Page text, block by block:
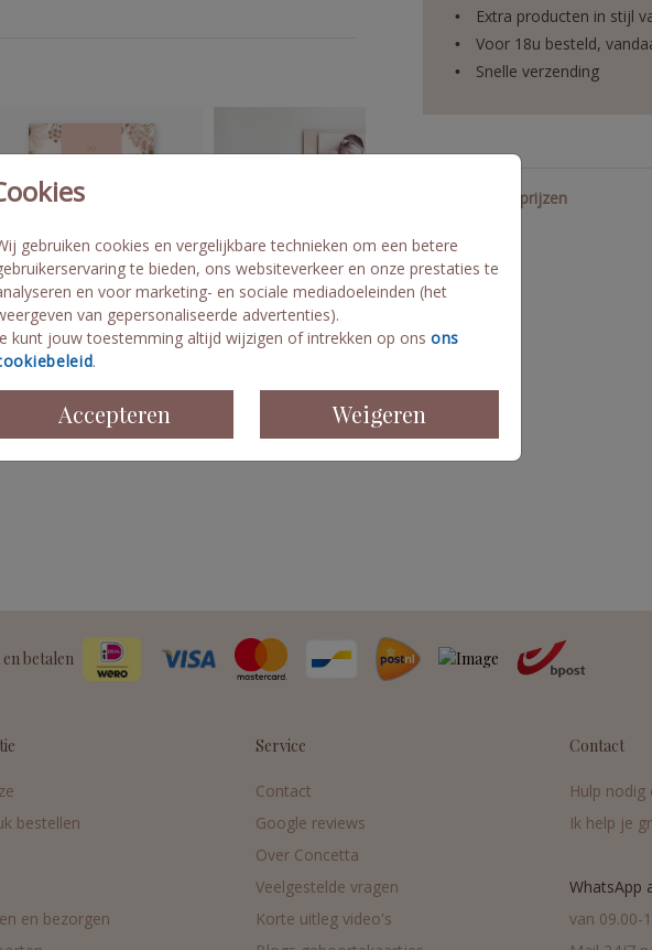
gebruiken cookies en vergelijkbare technieken om een betere
te bieden, ons websiteverkeer en onze prestaties te
en voor marketing- en sociale mediadoeleinden (het
van gepersonaliseerde advertenties).
kunt jouw toestemming altijd wijzigen of intrekken op ons ons
.
Accepteren Weigeren
Extra producten in stijl
Voor 18u besteld,
Snelle verzending
Formaten en prijzen
betalen
bestellen
en bezorgen
Service
Contact
Google reviews
Over Concetta
Veelgestelde vragen
Korte uitleg video's
Contact
Hulp nodig
Ik help je
WhatsApp
van 09.00-